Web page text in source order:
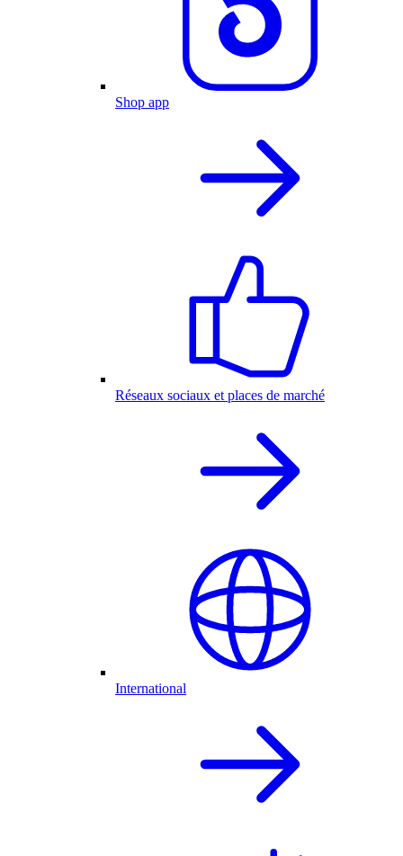
Shop app
Réseaux sociaux et places de marché
International